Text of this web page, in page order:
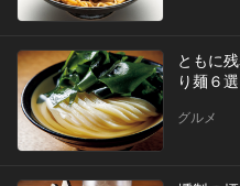
ともに
り麺６選
グルメ